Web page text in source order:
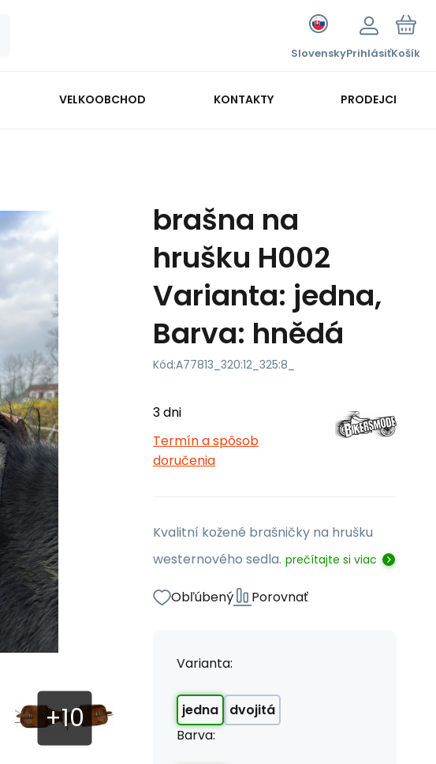
SlovenskyPrihlásiťKošík
VELKOOBCHOD KONTAKTY PRODEJCI
brašna na
hrušku H002
Varianta: jedna,
Barva: hnědá
Kód:A77813_320:12_325:8_
3 dni
Termín a spôsob
doručenia
Kvalitní kožené brašničky na hrušku
westernového sedla. prečítajte si viac
Obľúbený Porovnať
Varianta:
jedna
dvojitá
Barva: